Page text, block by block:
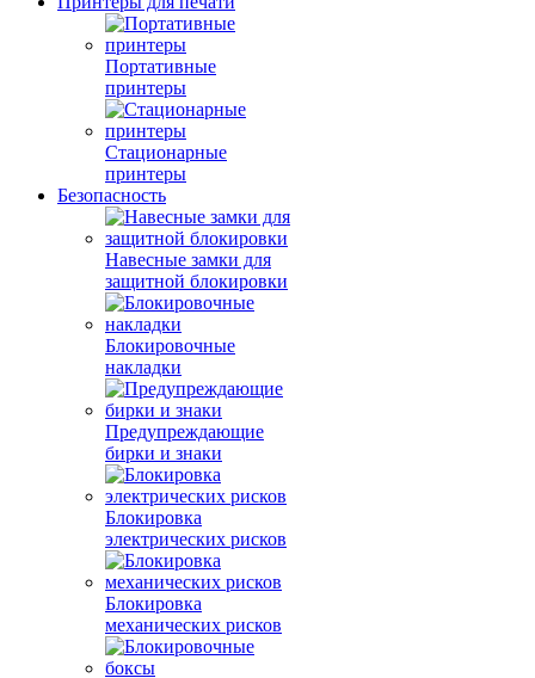
Портативные
принтеры
Стационарные
принтеры
Безопасность
Навесные замки для
защитной блокировки
Блокировочные
накладки
Предупреждающие
бирки и знаки
Блокировка
электрических рисков
Блокировка
механических рисков